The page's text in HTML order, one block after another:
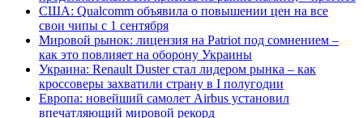
США: Qualcomm объявила о повышении цен на все
свои чипы с 1 сентября
Мировой рынок: лицензия на Patriot под сомнением –
как это повлияет на оборону Украины
Украина: Renault Duster стал лидером рынка – как
кроссоверы захватили страну в I полугодии
Европа: новейший самолет Airbus установил
впечатляющий мировой рекорд